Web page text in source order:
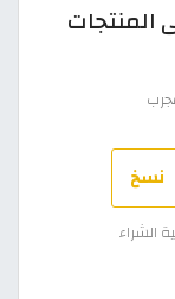
30% على المنتجات
نسخ
الشراء